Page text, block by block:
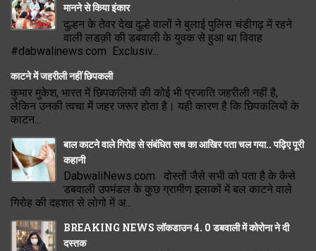
मानने से किया इंकार
दुल्हन के तेवर देख दुल्हे वालों ने बुलाई पुलिस चंडीगढ़ में रहने
वाली लडक़ी की डबवाली के युवक से हुआ था विवाह
#dabwalinews.com Exclusiv...
काटने में जहरीली नहीं छिपकली
कुमार मुकेश, भारत में छिपकलियों की कोई भी प्रजाति जहरीली नहीं है,
लेकिन उनकी त्वचा में जहर जरूर होता है। यही कारण है कि छिपकलियों के
काटन...
बाल काटने वाले गिरोह से संबंधित सच का आखिर पता चल गया.. पढ़िए पूरी
कहानी
DabwaliNews.com दोस्तों जैसे सभी को पता है के कैसे
डबवाली उपमंडल के कुछ ग्रामीण इलाकों में बल काटने वाले
गिरोह की दहशत से लोगो में अ...
BREAKING NEWS लॉकडाउन 4. 0 डबवाली में कोरोना ने दी
दस्तक